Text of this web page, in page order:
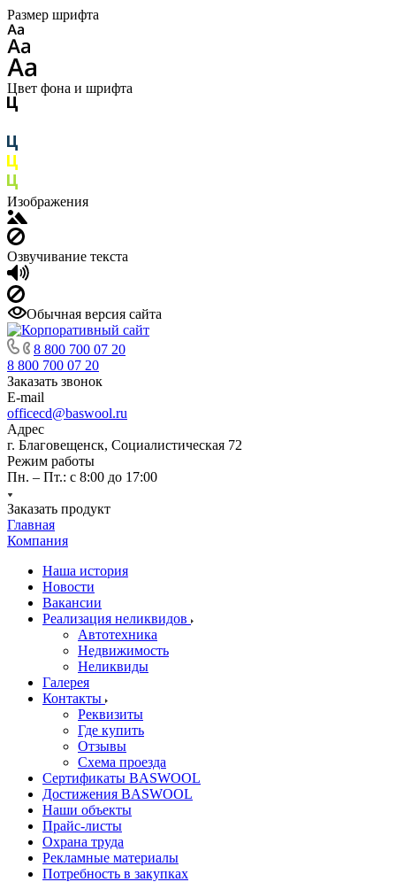
Размер шрифта
Цвет фона и шрифта
Изображения
Озвучивание текста
Обычная версия сайта
8 800 700 07 20
8 800 700 07 20
Заказать звонок
E-mail
officecd@baswool.ru
Адрес
г. Благовещенск, Социалистическая 72
Режим работы
Пн. – Пт.: с 8:00 до 17:00
Заказать продукт
Главная
Компания
Наша история
Новости
Вакансии
Реализация неликвидов
Автотехника
Недвижимость
Неликвиды
Галерея
Контакты
Реквизиты
Где купить
Отзывы
Схема проезда
Сертификаты BASWOOL
Достижения BASWOOL
Наши объекты
Прайс-листы
Охрана труда
Рекламные материалы
Потребность в закупках